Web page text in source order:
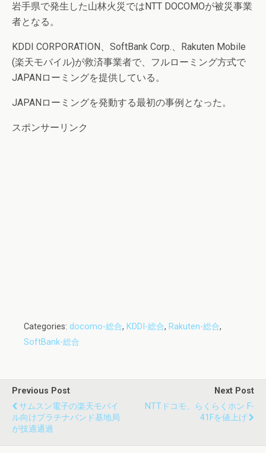
岩手県で発生した山林火災ではNTT DOCOMOが被災事業
者となる。
KDDI CORPORATION、SoftBank Corp.、Rakuten Mobile
(楽天モバイル)が救済事業者で、フルローミング方式で
JAPANローミングを提供している。
JAPANローミングを発動する最初の事例となった。
スポンサーリンク
Categories: docomo-総合, KDDI-総合, Rakuten-総合,
SoftBank-総合
Previous Post
サムスン電子の楽天モバイ
ル向けプラチナバンド基地局
が技適通過
Next Post
NTTドコモ、らくらくホン F-
41Fを値上げ